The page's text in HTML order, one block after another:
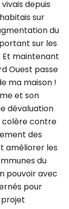
depuis
sur
du
sur les
Et maintenant
Ouest passe
ma maison !
et son
dévaluation
colère contre
des
améliorer les
du
pouvoir avec
pour